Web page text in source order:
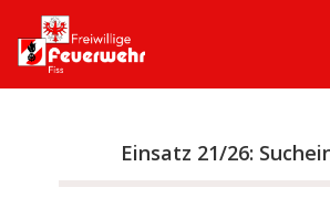
Einsatz 21/26: